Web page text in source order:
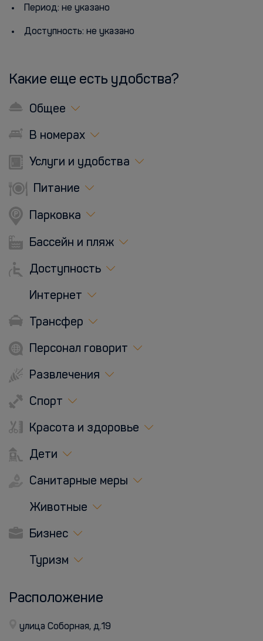
Период: не указано
Доступность: не указано
Какие еще есть удобства?
Общее
В номерах
Услуги и удобства
Питание
Парковка
Бассейн и пляж
Доступность
Интернет
Трансфер
Персонал говорит
Развлечения
Спорт
Красота и здоровье
Дети
Санитарные меры
Животные
Бизнес
Туризм
Расположение
улица Соборная, д.19